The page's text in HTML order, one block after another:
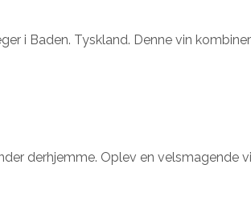
i Baden. Tyskland. Denne vin
derhjemme. Oplev en velsmagende